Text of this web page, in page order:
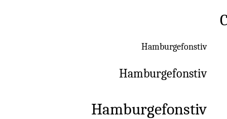
Hamburgefonstiv
Hamburgefonstiv
Hamburgefonstiv